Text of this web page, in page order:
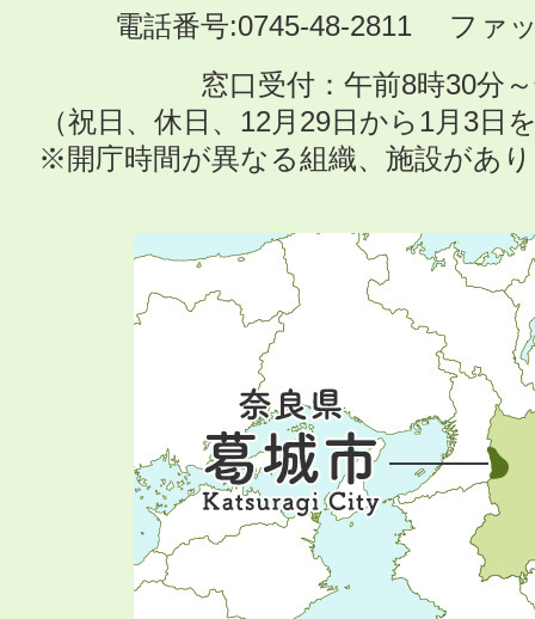
電話番号:0745-48-2811 ファ
窓口受付：午前8時30分
（祝日、休日、12月29日から1月3日
※開庁時間が異なる組織、施設があ